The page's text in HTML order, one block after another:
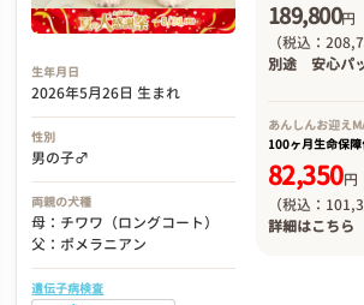
生年月日
2026年5月26日 生まれ
性別
男の子♂
両親の犬種
母：チワワ（ロングコート）
父：ポメラニアン
遺伝子病検査
189,800円
（税込：
別途 安心パ
あんしんお迎え
100ヶ月生命保障
82,350円
（税込：
詳細はこちら